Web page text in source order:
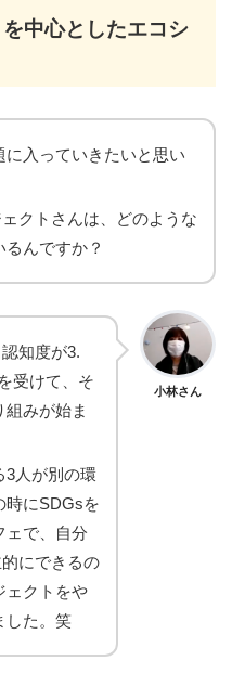
中心としたエコシ
に入っていきたいと思い
クトさんは、どのような
んですか？
小林さん
知度が3.
受けて、そ
みが始ま
3人が別の環
時にSDGsを
ェで、自分
にできるの
ェクトをや
した。笑